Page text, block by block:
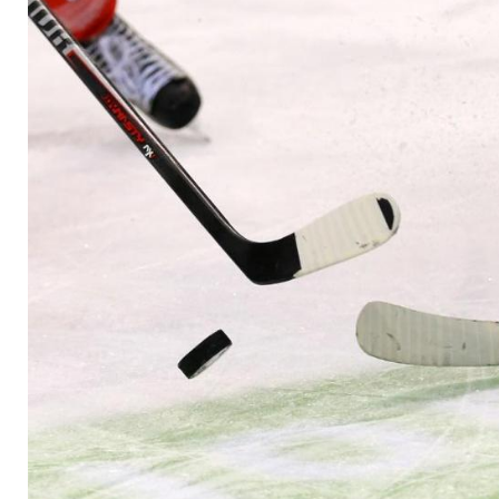
Lizenzunterlagen